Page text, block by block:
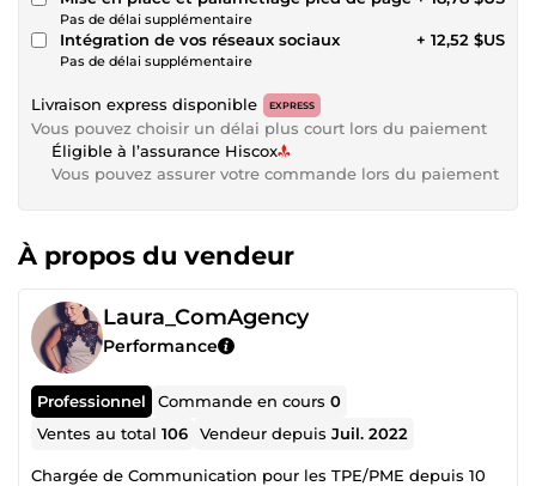
Pas de délai supplémentaire
Intégration de vos réseaux sociaux
Pas de délai supplémentaire
+ 12,52 $US
Livraison express disponible EXPRESS
Vous pouvez choisir un délai plus court lors du paiement
Éligible à l’assurance Hiscox
Vous pouvez assurer votre commande lors du paiement
À propos du vendeur
Laura_ComAgency
Performance
Professionnel Commande en cours0
Ventes au total106 Vendeur depuisJuil. 2022
Chargée de Communication pour les TPE/PME depuis 10